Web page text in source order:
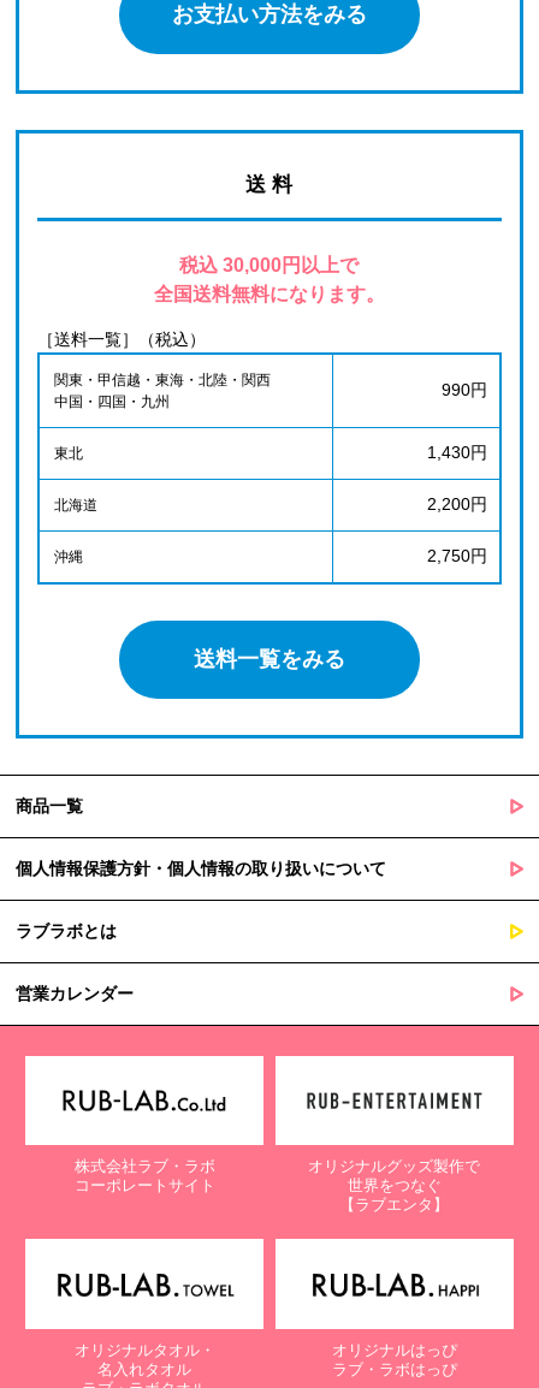
お支払い方法をみる
送 料
税込 30,000円以上で
全国送料無料になります。
［送料一覧］（税込）
関東・甲信越・東海・北陸・関西
中国・四国・九州
990円
東北 1,430円
北海道 2,200円
沖縄 2,750円
送料一覧をみる
商品一覧
個人情報保護方針・個人情報の取り扱いについて
ラブラボとは
営業カレンダー
株式会社ラブ・ラボ
コーポレートサイト
オリジナルグッズ製作で
世界をつなぐ
【ラブエンタ】
オリジナルタオル・
名入れタオル
オリジナルはっぴ
ラブ・ラボはっぴ